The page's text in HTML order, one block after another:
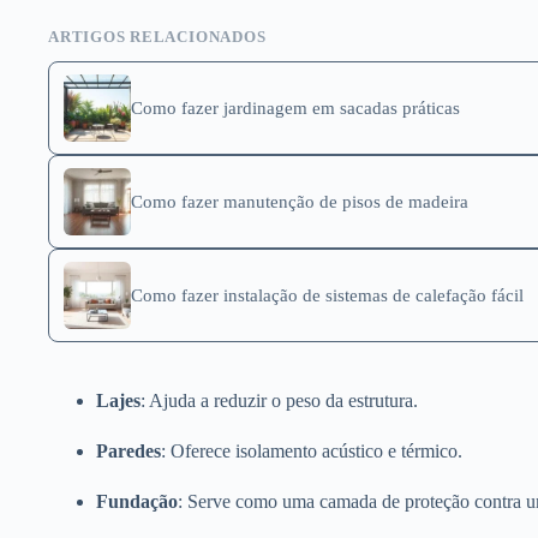
ARTIGOS RELACIONADOS
Como fazer jardinagem em sacadas práticas
Como fazer manutenção de pisos de madeira
Como fazer instalação de sistemas de calefação fácil
Lajes: Ajuda a reduzir o peso da estrutura.
Paredes: Oferece isolamento acústico e térmico.
Fundação: Serve como uma camada de proteção contra